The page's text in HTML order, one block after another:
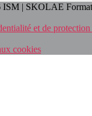
| SKOLAE
et de protection
cookies